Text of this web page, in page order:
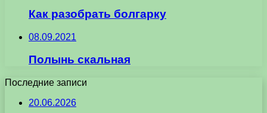
Как разобрать болгарку
08.09.2021
Полынь скальная
Последние записи
20.06.2026